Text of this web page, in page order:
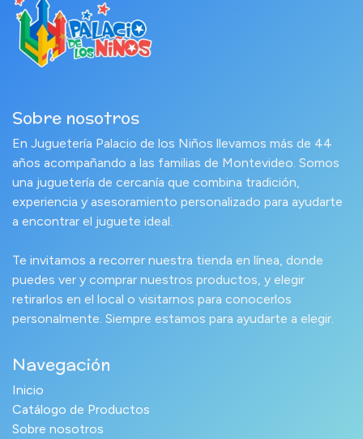
Sobre nosotros
En Juguetería Palacio de los Niños llevamos más de 44
años acompañando a las familias de Montevideo. Somos
una juguetería de cercanía que combina tradición,
experiencia y asesoramiento personalizado para ayudarte
a encontrar el juguete ideal.
Te invitamos a recorrer nuestra tienda en línea, donde
puedes ver y comprar nuestros productos, y elegir
retirarlos en el local o visitarnos para conocerlos
personalmente. Siempre estamos para ayudarte a elegir.
Navegación
Inicio
Catálogo de Productos
Sobre nosotros